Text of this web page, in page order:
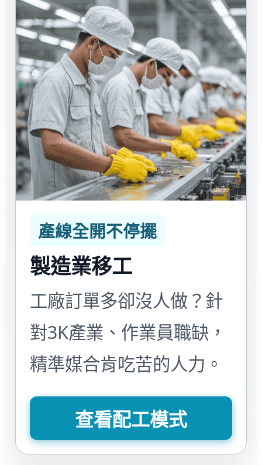
產線全開不停擺
製造業移工
工廠訂單多卻沒人做？針
對3K產業、作業員職缺，
精準媒合肯吃苦的人力。
查看配工模式